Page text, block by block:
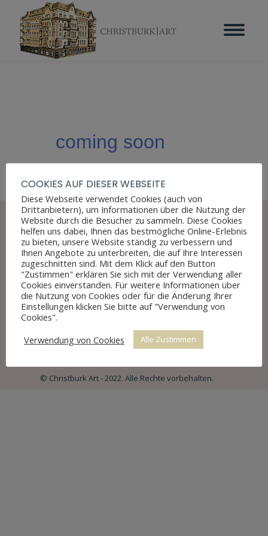
coming soon
Impressum
Datenschutz
Allgemeine Geschäftsbedingungen
Cookie Richtlinien
© Christburk Art - 2022. Alle Rechte vorbehalten.
COOKIES AUF DIESER WEBSEITE
Diese Webseite verwendet Cookies (auch von
Drittanbietern), um Informationen über die Nutzung der
Website durch die Besucher zu sammeln. Diese Cookies
helfen uns dabei, Ihnen das bestmögliche Online-Erlebnis
zu bieten, unsere Website ständig zu verbessern und
Ihnen Angebote zu unterbreiten, die auf Ihre Interessen
zugeschnitten sind. Mit dem Klick auf den Button
"Zustimmen" erklären Sie sich mit der Verwendung aller
Cookies einverstanden. Für weitere Informationen über
die Nutzung von Cookies oder für die Änderung Ihrer
Einstellungen klicken Sie bitte auf "Verwendung von
Cookies".
Verwendung von Cookies
Alle Zustimmen